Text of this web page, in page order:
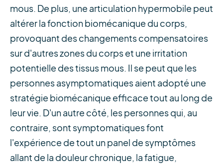
mous. De plus, une articulation hypermobile peut
altérer la fonction biomécanique du corps,
provoquant des changements compensatoires
sur d'autres zones du corps et une irritation
potentielle des tissus mous. Il se peut que les
personnes asymptomatiques aient adopté une
stratégie biomécanique efficace tout au long de
leur vie. D'un autre côté, les personnes qui, au
contraire, sont symptomatiques font
l'expérience de tout un panel de symptômes
allant de la douleur chronique, la fatigue,